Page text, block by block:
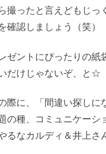
撮ったと言えどもじっ
確認しましょう（笑）
ゼントにぴったりの
だけじゃないぞ、と☆
際に、「間違い探しに
の種、コミュニケーシ
なカルディ＆井上さ